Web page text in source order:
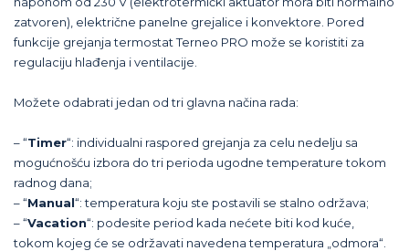
zatvoren), električne panelne grejalice i konvektore. Pored
funkcije grejanja termostat Terneo PRO može se koristiti za
regulaciju hlađenja i ventilacije.
Možete odabrati jedan od tri glavna načina rada:
– “Timer“: individualni raspored grejanja za celu nedelju sa
mogućnošću izbora do tri perioda ugodne temperature tokom
radnog dana;
– “Manual“: temperatura koju ste postavili se stalno održava;
– “Vacation“: podesite period kada nećete biti kod kuće,
tokom kojeg će se održavati navedena temperatura „odmora“.